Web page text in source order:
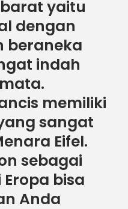
yaitu
dengan
beraneka
indah
memiliki
sangat
Eifel.
sebagai
bisa
Anda